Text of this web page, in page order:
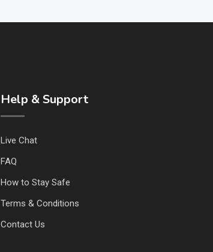
Help & Support
Live Chat
FAQ
How to Stay Safe
Terms & Conditions
Contact Us